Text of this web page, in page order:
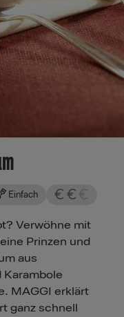
Einfach
Verwöhne mit
Prinzen und
aus
Karambole
MAGGI erklärt
ganz schnell